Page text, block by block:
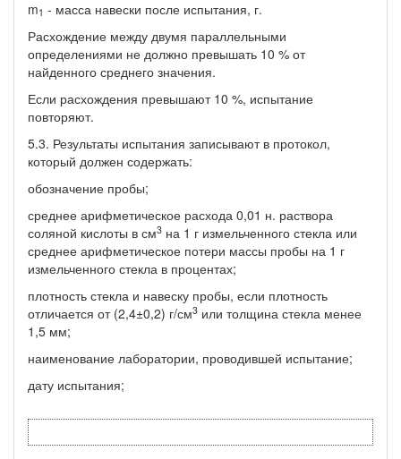
m1 - масса навески после испытания, г.
Расхождение между двумя параллельными
определениями не должно превышать 10 % от
найденного среднего значения.
Если расхождения превышают 10 %, испытание
повторяют.
5.3. Результаты испытания записывают в протокол,
который должен содержать:
обозначение пробы;
среднее арифметическое расхода 0,01 н. раствора
соляной кислоты в см3 на 1 г измельченного стекла или
среднее арифметическое потери массы пробы на 1 г
измельченного стекла в процентах;
плотность стекла и навеску пробы, если плотность
отличается от (2,4±0,2) г/см3 или толщина стекла менее
1,5 мм;
наименование лаборатории, проводившей испытание;
дату испытания;